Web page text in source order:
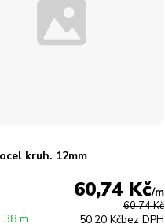
kruh. 12mm
60,74 Kč
60,74 Kč/m
50,20 Kčbez DPH
38 m